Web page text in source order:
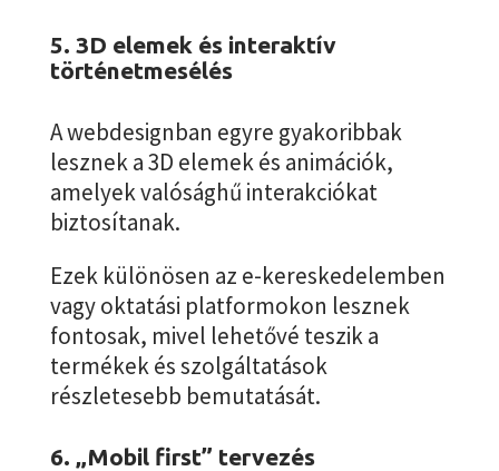
5. 3D elemek és interaktív
történetmesélés
A webdesignban egyre gyakoribbak
lesznek a 3D elemek és animációk,
amelyek valósághű interakciókat
biztosítanak.
Ezek különösen az e-kereskedelemben
vagy oktatási platformokon lesznek
fontosak, mivel lehetővé teszik a
termékek és szolgáltatások
részletesebb bemutatását​.
6. „Mobil first” tervezés